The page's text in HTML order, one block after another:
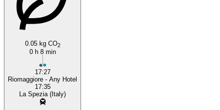
0.05 kg CO2
0 h 8 min
17:27
Riomaggiore - Any Hotel
17:35
La Spezia (Italy)